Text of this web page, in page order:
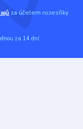
za účelem rozesílky
za 14 dní.